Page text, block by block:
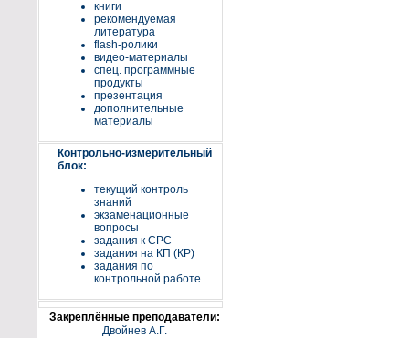
книги
рекомендуемая
литература
flash-ролики
видео-материалы
спец. программные
продукты
презентация
дополнительные
материалы
Контрольно-измерительный
блок:
текущий контроль
знаний
экзаменационные
вопросы
задания к СРС
задания на КП (КР)
задания по
контрольной работе
Закреплённые преподаватели:
Двойнев А.Г.